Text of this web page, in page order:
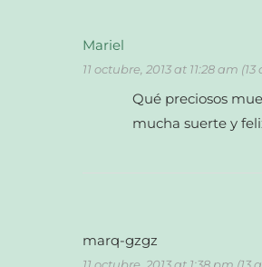
Mariel
11 octubre, 2013 at 11:28 am
Qué preciosos
mucha suerte y
marq-gzgz